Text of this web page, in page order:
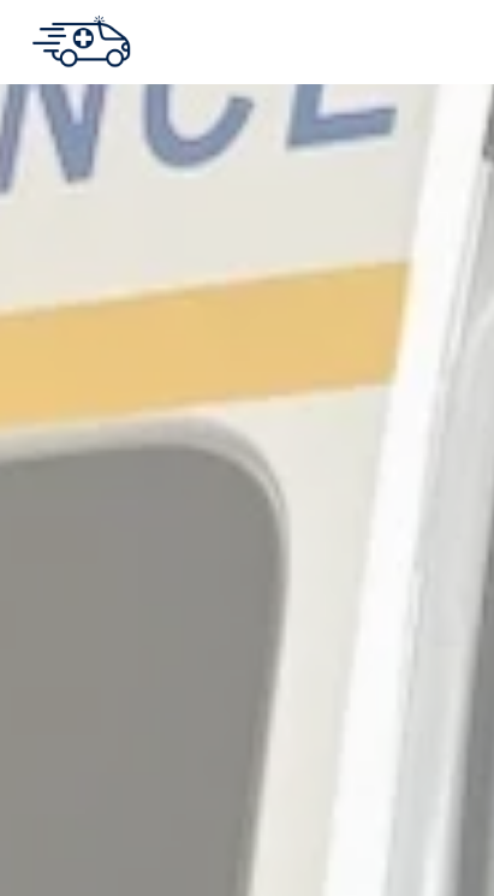
Panneau de gestion des cookies